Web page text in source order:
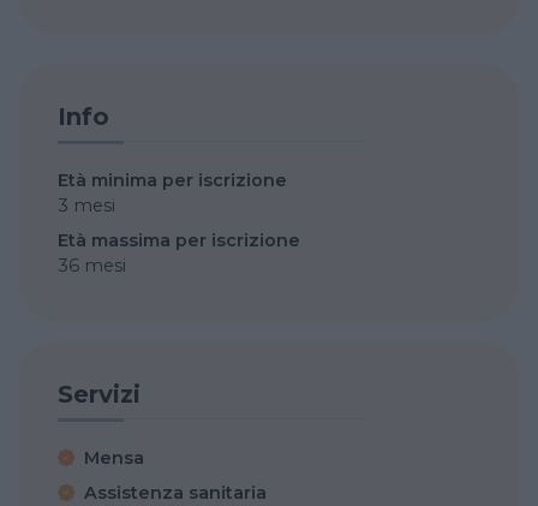
Info
Età minima per iscrizione
3 mesi
Età massima per iscrizione
36 mesi
Servizi
Mensa
Assistenza sanitaria